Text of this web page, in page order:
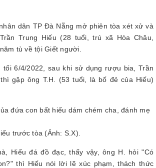
dân TP Đà Nẵng mở phiên tòa xét xử và
Trung Hiếu (28 tuổi, trú xã Hòa Châu,
tù về tội Giết người.
tối 6/4/2022, sau khi sử dụng rượu bia, Trần
gặp ông T.H. (53 tuổi, là bố đẻ của Hiếu)
trước tòa (Ảnh: S.X).
Hiếu đá đồ đạc, thấy vậy, ông H. hỏi "Có
thì Hiếu nói lời lẽ xúc phạm, thách thức